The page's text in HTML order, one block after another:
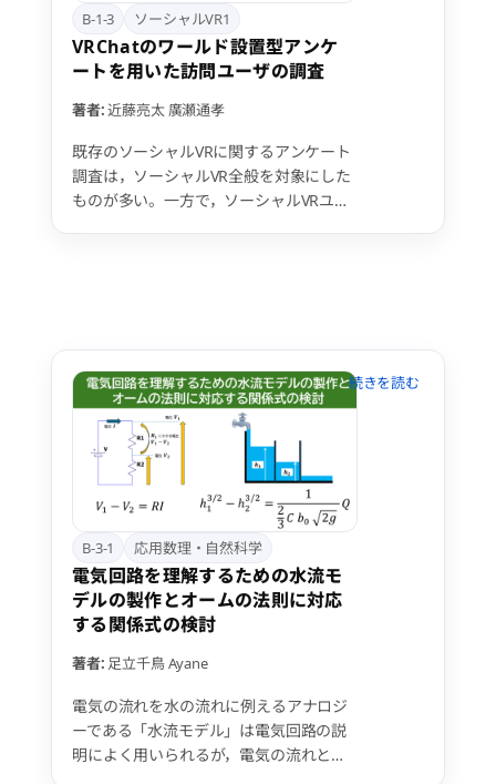
ル大学を作成し、来場者にアンケートを
取る。 今回発表においては、今年行われ
たオープンキャンパスにて体験していた
だいた学生から回答いただいたアンケー
トをもとに考察を行った結果を発表す
B-1-3 ソーシャルVR1
VRChatのワールド設置型アンケ
ートを用いた訪問ユーザの調査
著者:近藤亮太 廣瀬通孝
既存のソーシャルVRに関するアンケート
調査は，ソーシャルVR全般を対象にした
ものが多い。一方で，ソーシャルVRユー
つのVRChatのワールドにアンケートを設
置することで，ワールドを訪れるユーザ
の特性がワールドのオープン性や機能に
よって異なるか調べた。
B-3-1 応用数理・自然科学
電気回路を理解するための水流モ
デルの製作とオームの法則に対応
する関係式の検討
著者: 足立千鳥Ayane
電気の流れを水の流れに例えるアナロジ
ーである「水流モデル」は電気回路の説
明によく用いられるが，電気の流れと水